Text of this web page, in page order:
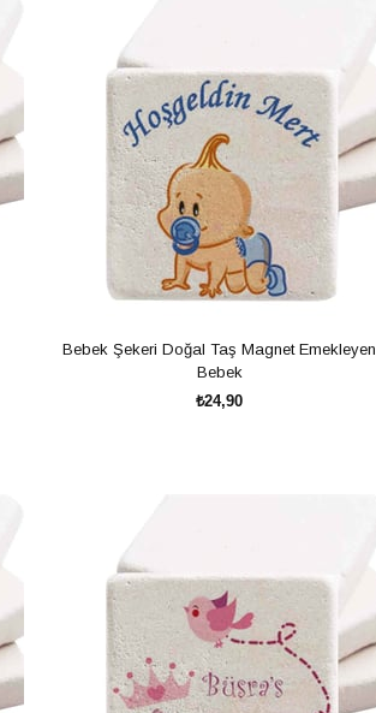
Bebek Şekeri Doğal Taş Magnet Emekleyen
Bebek
₺24,90